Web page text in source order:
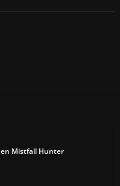
en Mistfall Hunter